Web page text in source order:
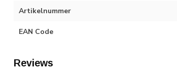
Artikelnummer
EAN Code
Reviews